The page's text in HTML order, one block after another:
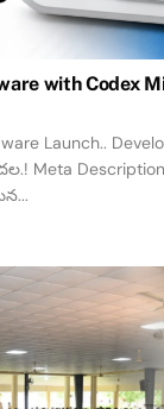
with Codex
Launch..
Meta